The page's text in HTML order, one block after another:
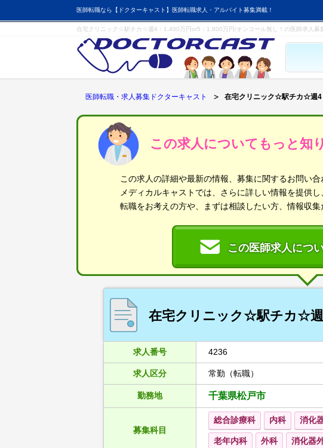
医師転職なら【ドクターキャスト】医師転職求人・アルバイト募集満載！
在宅クリニック☆駅チカ☆週4：1,400万円or5：1,800万円/オンコール無し！の医師求人募
医師転職・求人募集ドクターキャスト 在宅クリニック☆駅チカ☆週4
この求人についてもっと知
この求人の詳細や最新の情報、募集に関するお問い
メディカルキャストでは、さらに詳しい情報を提供
転職をお考えの方や、まずは相談したい方、情報収
この医師求人につ
在宅クリニック☆駅チカ☆週
求人番号 4236
求人区分 常勤（転職）
勤務地 千葉県松戸市
募集科目
総合診療科 内科 消化
老年内科 外科 消化器